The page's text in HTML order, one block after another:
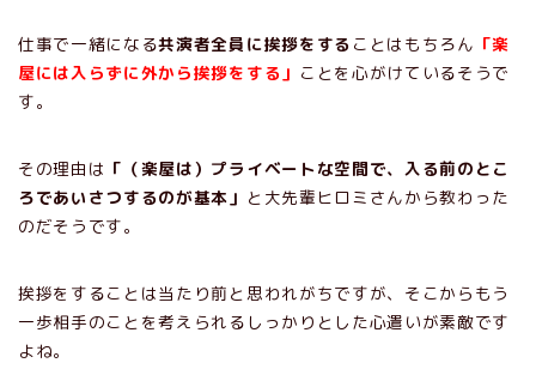
仕事で一緒になる共演者全員に挨拶をする ことはもちろん 「楽
屋には入らずに外から挨拶をする」 ことを心がけているそうで
す。
その理由は 「（楽屋は）プライベートな空間で、入る前のとこ
ろであいさつするのが基本」 と大先輩ヒロミさんから教わった
のだそうです。
挨拶をすることは当たり前と思われがちですが、そこからもう
一歩相手のことを考えられるしっかりとした心遣いが素敵です
よね。